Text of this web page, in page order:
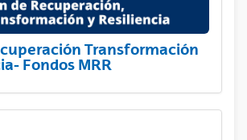
Transformación
Fondos MRR